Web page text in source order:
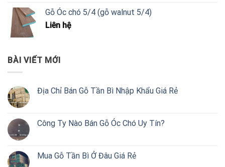
Gỗ Óc chó 5/4 (gỗ walnut 5/4)
Liên hệ
BÀI VIẾT MỚI
Địa Chỉ Bán Gỗ Tần Bì Nhập Khẩu Giá Rẻ
Công Ty Nào Bán Gỗ Óc Chó Uy Tín?
Mua Gỗ Tần Bì Ở Đâu Giá Rẻ